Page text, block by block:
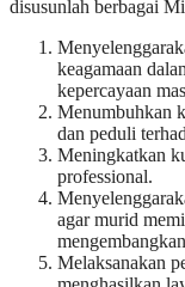
disusunlah berbagai
keagamaan
kepercayaan
Menumbuhkan
dan peduli
Meningkatkan
professional.
agar murid
Melaksanakan